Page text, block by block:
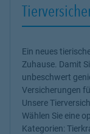
Ein neues
Zuhause. Damit
unbeschwert
Versicherungen
Unsere
Wählen Sie eine
Kategorien: